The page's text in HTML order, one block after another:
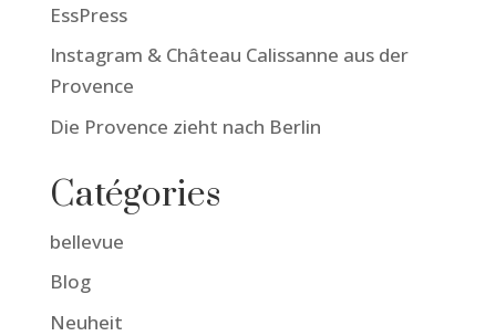
EssPress
Instagram & Château Calissanne aus der
Provence
Die Provence zieht nach Berlin
Catégories
bellevue
Blog
Neuheit